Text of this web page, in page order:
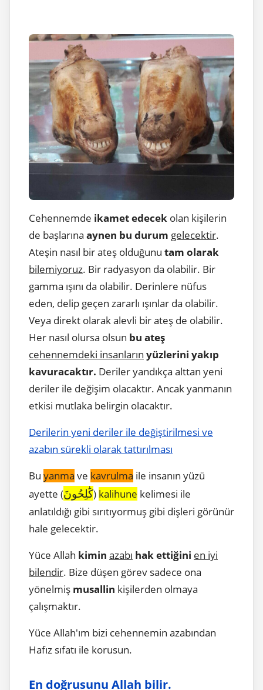
Cehennemde ikamet edecek olan kişilerin
de başlarına aynen bu durum gelecektir.
Ateşin nasıl bir ateş olduğunu tam olarak
bilemiyoruz. Bir radyasyon da olabilir. Bir
gamma ışını da olabilir. Derinlere nüfus
eden, delip geçen zararlı ışınlar da olabilir.
Veya direkt olarak alevli bir ateş de olabilir.
Her nasıl olursa olsun bu ateş
cehennemdeki insanların yüzlerini yakıp
kavuracaktır. Deriler yandıkça alttan yeni
deriler ile değişim olacaktır. Ancak yanmanın
etkisi mutlaka belirgin olacaktır.
Derilerin yeni deriler ile değiştirilmesi ve
azabın sürekli olarak tattırılması
Bu yanma ve kavrulma ile insanın yüzü
ayette (كَٰلِحُونَ) kalihune kelimesi ile
anlatıldığı gibi sırıtıyormuş gibi dişleri görünür
hale gelecektir.
Yüce Allah kimin azabı hak ettiğini en iyi
bilendir. Bize düşen görev sadece ona
yönelmiş musallin kişilerden olmaya
çalışmaktır.
Yüce Allah'ım bizi cehennemin azabından
Hafız sıfatı ile korusun.
En doğrusunu Allah bilir.